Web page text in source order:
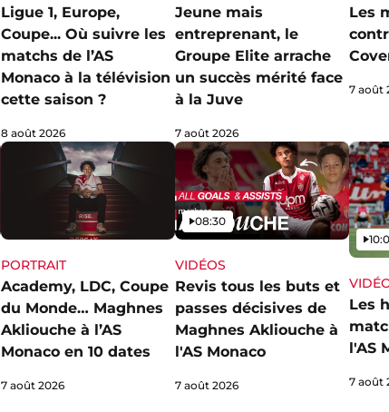
Ligue 1, Europe,
Coupe... Où suivre les
matchs de l’AS
Monaco à la télévision
cette saison ?
8 août 2026
Jeune mais
entreprenant, le
Groupe Elite arrache
un succès mérité face
à la Juve
7 août 2026
Les
7 août
PORTRAIT
Academy, LDC, Coupe
du Monde… Maghnes
Akliouche à l’AS
Monaco en 10 dates
7 août 2026
VIDÉOS
Revis tous les buts et
passes décisives de
Maghnes Akliouche à
l'AS Monaco
Vidéo
08:30
7 août 2026
Les
l'AS
7 août